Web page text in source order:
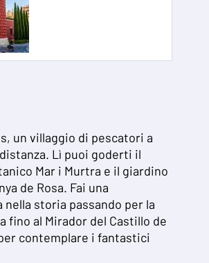
un villaggio di pescatori a
Lì puoi goderti il
Mar i Murtra e il giardino
de Rosa. Fai una
nella storia passando per la
fino al Mirador del Castillo de
contemplare i fantastici